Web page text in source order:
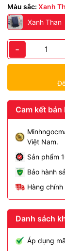
Màu sắc: Xanh
Xanh Than
-
Cam kết bán
Việt Nam.
Sản phẩm
Bảo hành
Hàng
Danh sách
Áp dụng